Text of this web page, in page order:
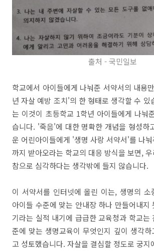
출처 - 국민일보
학교에서 아이들에게 나눠준 서약서의 내용
년 자살 예방 조치'의 한 형태로 생각할 수 있
는 이것이 초등학교 1학년 아이들에게 나눠
습니다. '죽음'에 대한 명확한 개념을 형성하
운 어린아이들에게 '생명 사랑 서약서'를 나
까지 받아오라는 학교의 대응 방식을 보면,
참으로 심각하다는 생각밖에 들지 않습니다.
이 서약서를 인터넷에 올린 이는, 생명의 소
아이들 수준에 맞는 안내장 하나 만들어내지
기라는 실적 내기에 급급한 교육청과 학교는
준에 맞는 생명교육이 무엇인지 깊이 생각
고 성토했습니다. 자살을 결심할 정도로 궁지